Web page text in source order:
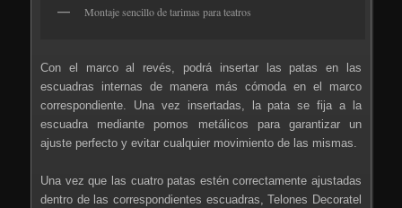
Montaje sencillo de tarimas para teatros
Con el marco al revés, podrá insertar las patas en las
escuadras internas de manera más cómoda en el marco
correspondiente. Una vez insertadas, la pata se fija a la
escuadra mediante pomos metálicos para garantizar un
ajuste perfecto y evitar cualquier movimiento de las mismas.
Una vez que las cuatro patas estén correctamente ajustadas
dentro de las correspondientes escuadras, Telones Decoratel